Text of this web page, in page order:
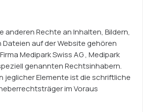
anderen Rechte an Inhalten, Bildern,
auf der Website gehören
Medipark Swiss AG , Medipark
genannten Rechtsinhabern.
jeglicher Elemente ist die schriftliche
im Voraus